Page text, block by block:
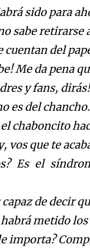
ásido para
sabe retirarse
cuentan del
Me da pena
y fans, dirá
es del
chaboncito
, vos que te acab
Es el sí
capaz de decir
ámetido los
importa?